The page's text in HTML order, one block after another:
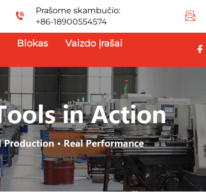
Prašome skambučio:
+86-18900554574
Blokas
Vaizdo Įrašai